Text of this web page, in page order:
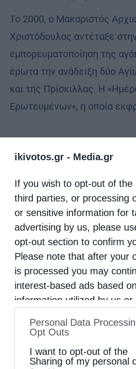
ikivotos.gr - Media.gr
If you wish to opt-out of the
third parties, or processing
or sensitive information for
advertising by us, please
opt-out section to confirm
Please note that after your
is processed you may
interest-based ads based
information utilized by us or
to your opt-out. You may
information by third parties
Personal Data
Opt Outs
I want to opt-out of the
Sharing of my personal
Το 2000, ο Μακαριστός
Χριστόδουλος αντέταξε
εμπορευματοποίηση της
έρωτα την ανάδειξη δύο
και της Πρίσκιλλας. Η
Ερωτευμένων», η οποία